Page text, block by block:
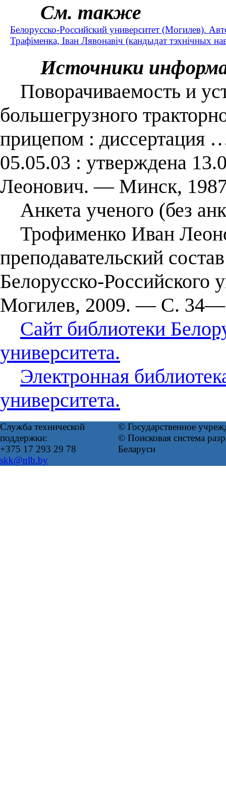
См. также
Белорусско-Российский университет (Могилев).
Трафіменка, Іван Лявонавіч (кандыдат тэхнічных
Источники
Поворачиваемость и
большегрузного
прицепом : диссертация
05.05.03 : утверждена
Леонович. — Минск,
Анкета ученого (без
Трофименко Иван
преподавательский
Белорусско-
Могилев, 2009. — С.
Сайт библиотеки
университета.
Электронная
университета.
Служба технической
поддержки:
+375 17 293 29 78
skk@nlb.by
© Государственное
© Поисковая система
Беларуси